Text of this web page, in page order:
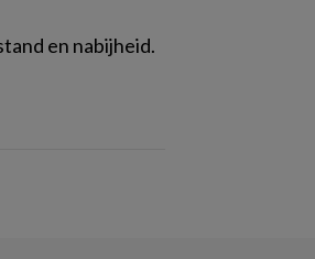
en nabijheid.